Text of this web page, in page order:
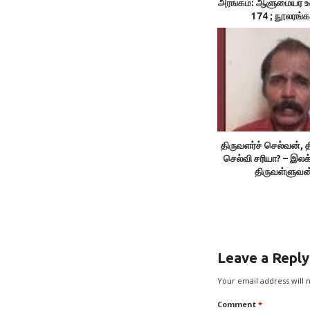
அரங்கம்: ஆளுமையர்
174 ;
திருவளர்ச் செல்வன்,
செல்வி சரியா? –
Leave a Reply
Your email address will
Comment *